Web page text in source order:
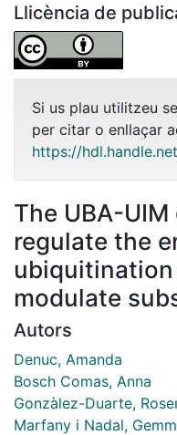
Llicència de
Si us plau utilitzeu
per citar o enllaçar
https://
The UBA-
regulate the
modulate
Autors
Denuc, Amanda
Bosch Comas, Anna
Gonzàlez-Duarte,
Marfany i Nadal,